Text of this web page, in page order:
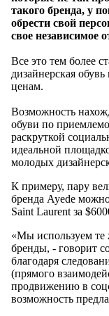
такого бренда, у
обрести свой
свое независимое
Все это тем более
дизайнерская
ценам.
Возможность
обуви по
раскруткой
идеальной
молодых
К примеру, пару
бренда Ayede
Saint Laurent за
«Мы используем те
бренды, - говорит
благодаря
(прямого
продвижению в
возможность